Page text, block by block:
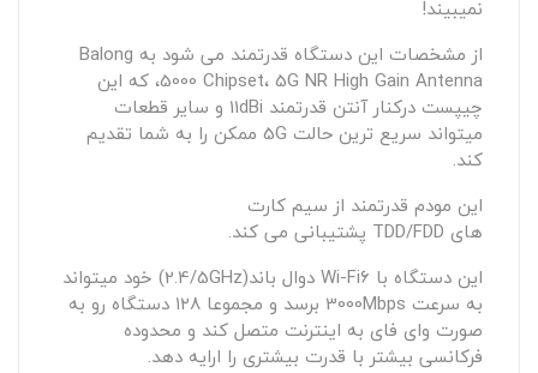
نمیبیند!
از مشخصات این دستگاه قدرتمند می شود به Balong
5000 Chipset، 5G NR High Gain Antenna، که این
چیپست درکنار آنتن قدرتمند 11dBi و سایر قطعات
میتواند سریع ترین حالت 5G ممکن را به شما تقدیم
کند.
این مودم قدرتمند از سیم کارت
های TDD/FDD پشتیبانی می کند.
این دستگاه با Wi-Fi6 دوال باند(2.4/5GHz) خود میتواند
به سرعت 3000Mbps برسد و مجموعا ۱۲۸ دستگاه رو به
صورت وای فای به اینترنت متصل کند و محدوده
فرکانسی بیشتر با قدرت بیشتری را ارایه دهد.